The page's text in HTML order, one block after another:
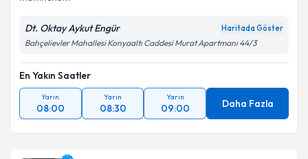
Dt. Oktay Aykut Engür Haritada Göster
Bahçelievler Mahallesi Konyaaltı Caddesi Murat Apartmanı 44/3
En Yakın Saatler
Yarın
08:00
Yarın
08:30
Yarın
09:00 Daha Fazla